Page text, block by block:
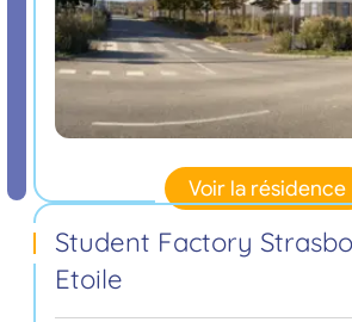
Voir la résidence
Student Factory
Etoile